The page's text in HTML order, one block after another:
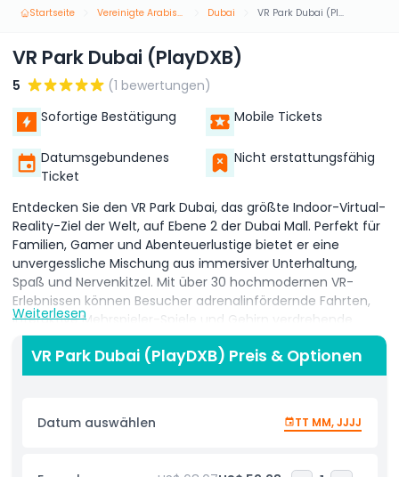
Startseite Vereinigte Arabische Emirate Dubai VR Park Dubai (PlayDXB)
VR Park Dubai (PlayDXB)
5
(1 bewertungen)
Sofortige Bestätigung
Mobile Tickets
Datumsgebundenes
Ticket
Nicht erstattungsfähig
Entdecken Sie den VR Park Dubai, das größte Indoor-Virtual-
Reality-Ziel der Welt, auf Ebene 2 der Dubai Mall. Perfekt für
Familien, Gamer und Abenteuerlustige bietet er eine
unvergessliche Mischung aus immersiver Unterhaltung,
Spaß und Nervenkitzel. Mit über 30 hochmodernen VR-
Erlebnissen können Besucher adrenalinfördernde Fahrten,
interaktive Mehrspieler-Spiele und Gehirn verdrehende
Rätsel genießen. Tauchen Sie ein in virtuelle Achterbahnen,
die der Schwerkraft trotzen, Escape Rooms, die Ihre Logik
herausfordern, und geschicklichkeitsbasierte Attraktionen,
bietet Play DXB für jeden Geschmack etwas, von
actiongeladenen Abenteuern bis zu lehrreichen Reisen
Erwachsene können interaktive Simulationen erkunden,
Weiterlesen
VR Park Dubai (PlayDXB) Preis & Optionen
Datum auswählen TT MM, JJJJ